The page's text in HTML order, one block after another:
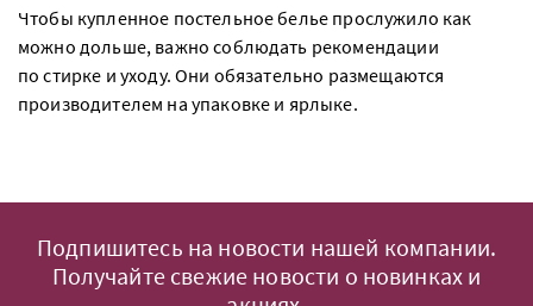
Чтобы купленное постельное белье прослужило как
можно дольше, важно соблюдать рекомендации
по стирке и уходу. Они обязательно размещаются
производителем на упаковке и ярлыке.
Подпишитесь на новости нашей компании.
Получайте свежие новости о новинках и